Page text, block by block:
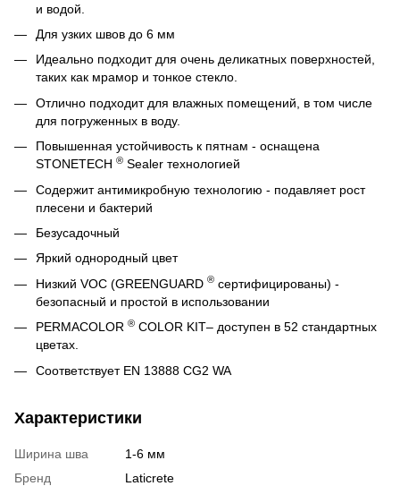
и водой.
Для узких швов до 6 мм
Идеально подходит для очень деликатных поверхностей,
таких как мрамор и тонкое стекло.
Отлично подходит для влажных помещений, в том числе
для погруженных в воду.
Повышенная устойчивость к пятнам - оснащена
STONETECH ® Sealer технологией
Содержит антимикробную технологию - подавляет рост
плесени и бактерий
Безусадочный
Яркий однородный цвет
Низкий VOC (GREENGUARD ® сертифицированы) -
безопасный и простой в использовании
PERMACOLOR ® COLOR KIT– доступен в 52 стандартных
цветах.
Соответствует EN 13888 CG2 WA
Характеристики
Ширина шва
1-6 мм
Бренд
Laticrete